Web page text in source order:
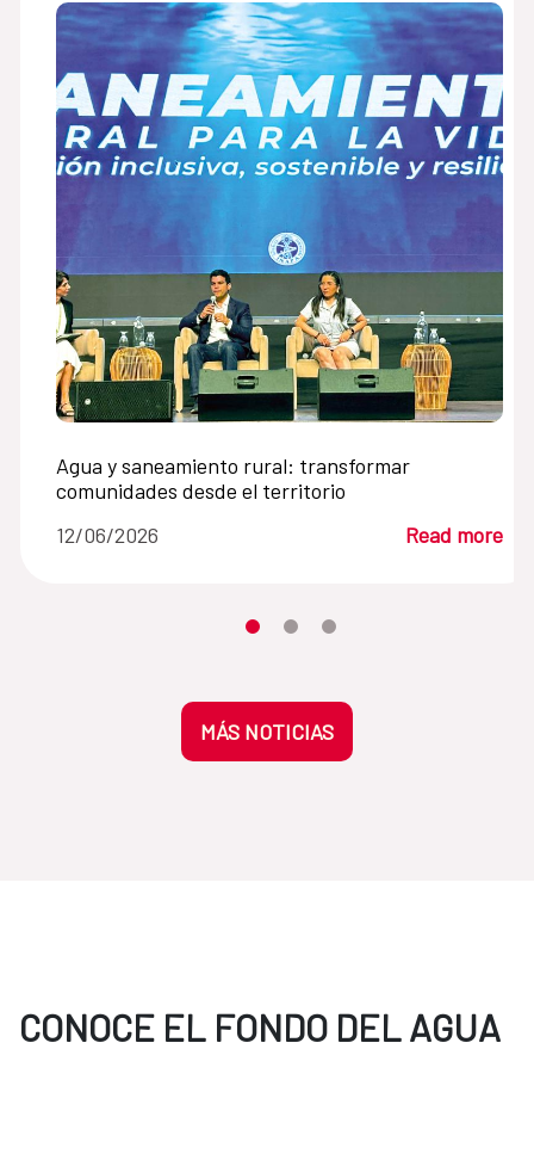
Agua y saneamiento rural: transformar
comunidades desde el territorio
12/06/2026
Read more
Moves the carousel to its element
Moves the carousel to its
Moves the carousel to its
MÁS NOTICIAS
CONOCE EL FONDO DEL AGUA